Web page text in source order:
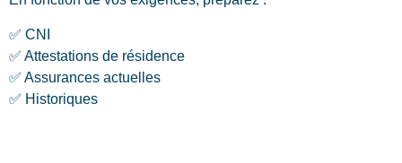
✅ CNI
✅ Attestations de résidence
✅ Assurances actuelles
✅ Historiques